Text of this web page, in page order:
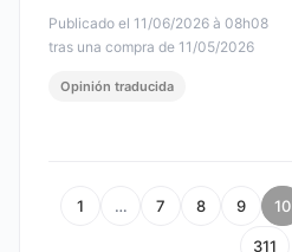
Publicado el 11/06/2026 à 08h08
tras una compra de 11/05/2026
Opinión traducida
1 … 7 8 9 10
311